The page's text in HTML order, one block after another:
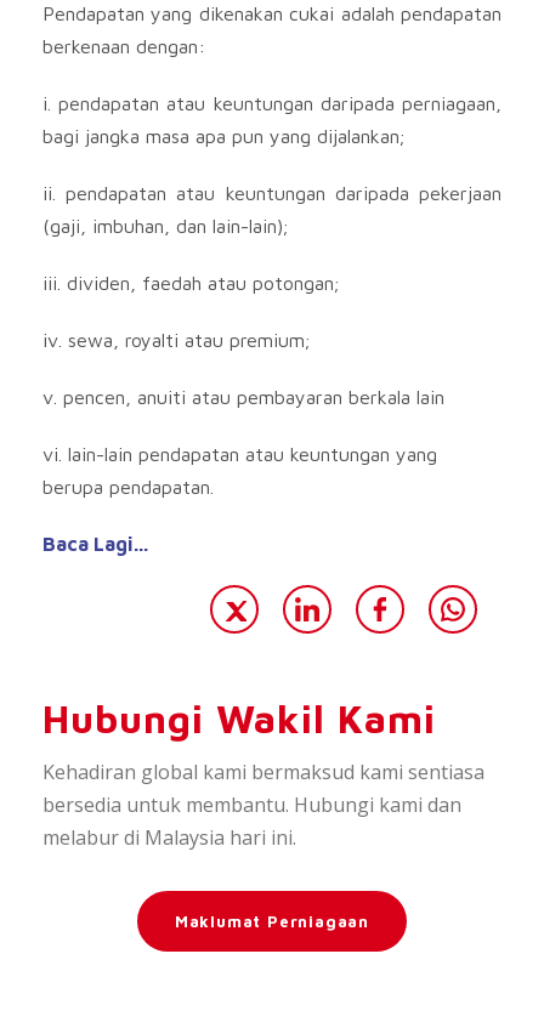
Pendapatan yang dikenakan cukai adalah pendapatan
berkenaan dengan:
i. pendapatan atau keuntungan daripada perniagaan,
bagi jangka masa apa pun yang dijalankan;
ii. pendapatan atau keuntungan daripada pekerjaan
(gaji, imbuhan, dan lain-lain);
iii. dividen, faedah atau potongan;
iv. sewa, royalti atau premium;
v. pencen, anuiti atau pembayaran berkala lain
vi. lain-lain pendapatan atau keuntungan yang
berupa pendapatan.
Baca Lagi…
Hubungi Wakil Kami
Kehadiran global kami bermaksud kami sentiasa
bersedia untuk membantu. Hubungi kami dan
melabur di Malaysia hari ini.
Maklumat Perniagaan